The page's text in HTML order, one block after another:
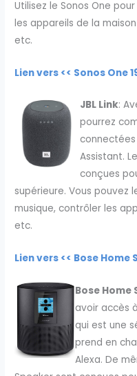
Utilisez le Sonos One
les appareils de la
etc.
Lien vers << Sonos One
JBL Link:
pourrez
Assistant.
conçues
supérieure. Vous pouvez
musique, contrôler les
etc.
Lien vers << Bose Home
Bose Home
avoir accès
qui est une
prend en
Alexa. De